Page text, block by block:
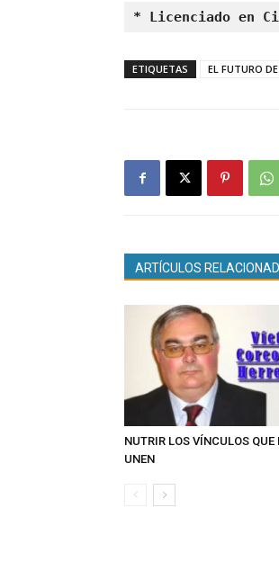
* Licenciado en
ETIQUETAS EL FUTURO
ARTÍCULOS
NUTRIR LOS VÍNCULOS QUE
UNEN